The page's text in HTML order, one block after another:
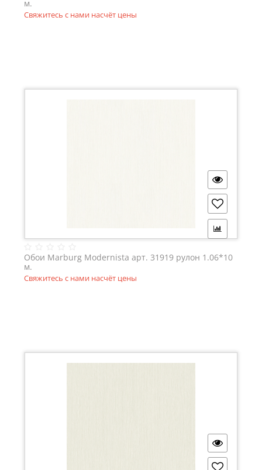
м.
Свяжитесь с нами насчёт цены
Обои Marburg Modernista арт. 31919 рулон 1.06*10
м.
Свяжитесь с нами насчёт цены